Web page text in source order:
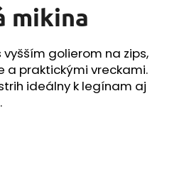
mikina
golierom na zips,
a praktickými vreckami.
ideálny k legínam aj